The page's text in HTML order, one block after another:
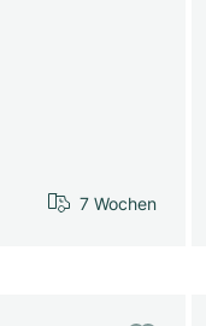
7 Wochen